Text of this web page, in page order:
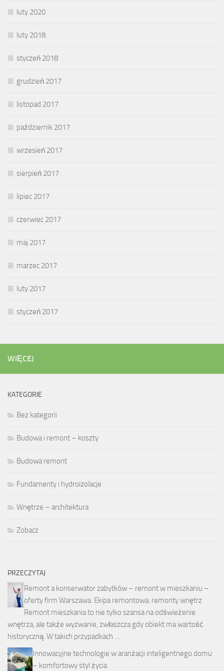
luty 2020
luty 2018
styczeń 2018
grudzień 2017
listopad 2017
październik 2017
wrzesień 2017
sierpień 2017
lipiec 2017
czerwiec 2017
maj 2017
marzec 2017
luty 2017
styczeń 2017
WIĘCEJ
KATEGORIE
Bez kategorii
Budowa i remont – koszty
Budowa remont
Fundamenty i hydroizolacje
Wnętrze – architektura
Zobacz
PRZECZYTAJ
Remont a konserwator zabytków – remont w mieszkaniu –
oferty firm Warszawa. Ekipa remontowa: remonty wnętrz
Remont mieszkania to nie tylko szansa na odświeżenie
wnętrza, ale także wyzwanie, zwłaszcza gdy obiekt ma wartość
historyczną. W takich przypadkach …
Innowacyjne technologie w aranżacji inteligentnego domu
– komfortowy styl życia